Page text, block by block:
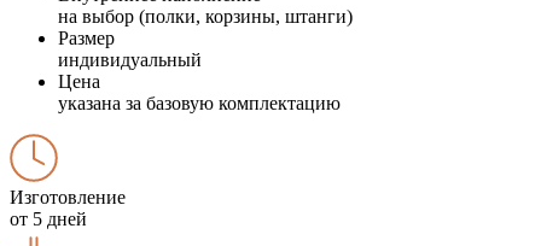
на выбор (полки, корзины, штанги)
Размер
индивидуальный
Цена
указана за базовую комплектацию
Изготовление
от 5 дней